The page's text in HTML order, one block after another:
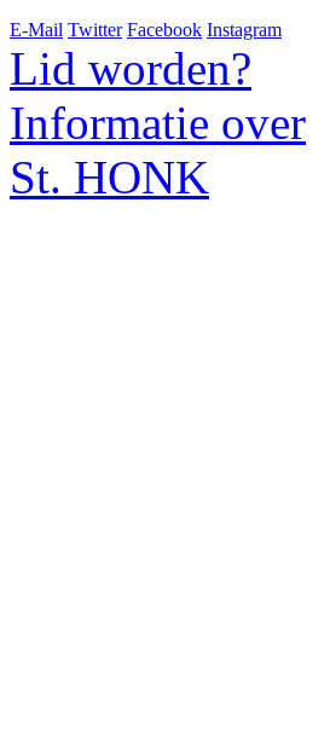
E-Mail Twitter Facebook Instagram
Lid worden?
Informatie over
St. HONK